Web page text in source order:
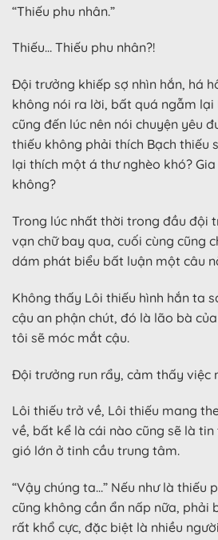
“Thiếu phu nhân.”
Thiếu… Thiếu phu nhân?!
Đội trưởng khiếp sợ nhìn hắn, há
không nói ra lời, bất quá ngẫm
cũng đến lúc nên nói chuyện yêu
thiếu không phải thích Bạch thiếu
lại thích một á thư nghèo khó?
không?
Trong lúc nhất thời trong đầu đội
vạn chữ bay qua, cuối cùng cũng
dám phát biểu bất luận một câu
Không thấy Lôi thiếu hình hắn ta
cậu an phận chút, đó là lão bà
tôi sẽ móc mắt cậu.
Đội trưởng run rẩy, cảm thấy việc
Lôi thiếu trở về, Lôi thiếu mang
về, bất kể là cái nào cũng sẽ là
gió lớn ở tinh cầu trung tâm.
“Vậy chúng ta…” Nếu như là thiếu
cũng không cần ẩn nấp nữa, phải
rất khổ cực, đặc biệt là nhiều